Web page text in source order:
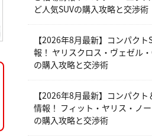
ど人気SUVの購入攻略と交渉術
【2026年8月最新】コンパク
報！ ヤリスクロス・ヴェゼル
の購入攻略と交渉術
【2026年8月最新】コンパク
情報！ フィット・ヤリス・ノ
の購入攻略と交渉術